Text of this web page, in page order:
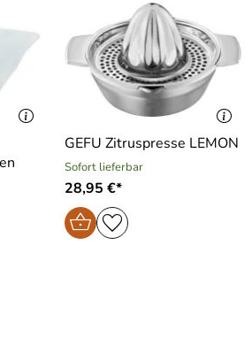
GEFU Zitruspresse LEMON
Sofort lieferbar
28,95 €*